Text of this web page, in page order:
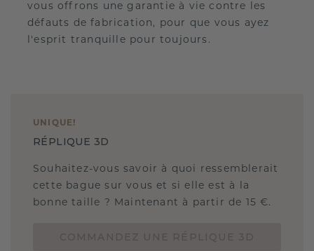
vous offrons une garantie à vie contre les
défauts de fabrication, pour que vous ayez
l'esprit tranquille pour toujours.
UNIQUE !
RÉPLIQUE 3D
Souhaitez-vous savoir à quoi ressemblerait
cette bague sur vous et si elle est à la
bonne taille ? Maintenant à partir de 15 €.